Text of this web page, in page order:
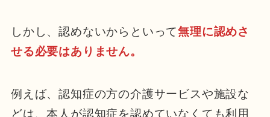
しかし、認めないからといって無理に認めさ
せる必要はありません。
例えば、認知症の方の介護サービスや施設な
どは、本人が認知症を認めていなくても利用